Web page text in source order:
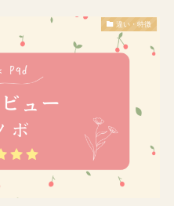
違い・特徴